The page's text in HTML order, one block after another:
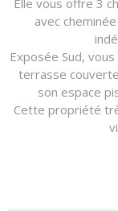
Elle vous offre 3
avec
Exposée Sud,
terrasse
son espace
Cette propriété